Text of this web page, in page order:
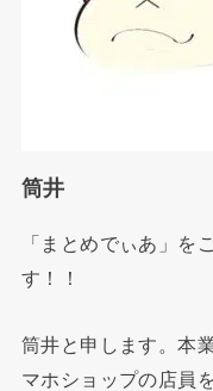
筒井
「まとめでぃあ」を
す！！
筒井と申します。本
マホショップの店員